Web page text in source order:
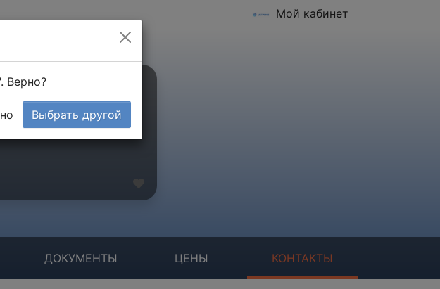
Мой кабинет
ДОКУМЕНТЫ ЦЕНЫ КОНТАКТЫ
Верно?
Выбрать другой